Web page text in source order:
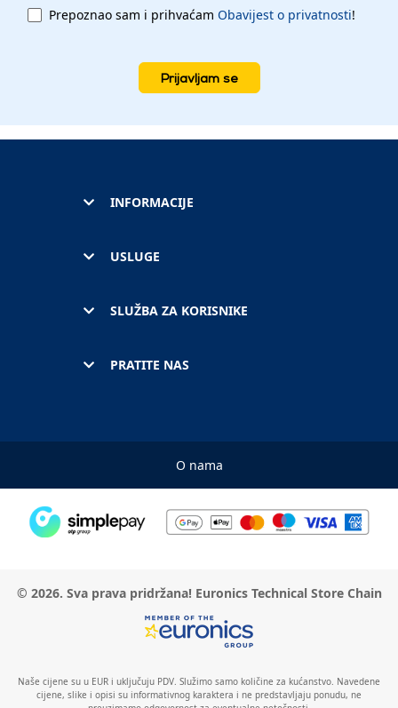
Prepoznao sam i prihvaćam Obavijest o privatnosti!
Prijavljam se
INFORMACIJE
USLUGE
SLUŽBA ZA KORISNIKE
PRATITE NAS
O nama
© 2026. Sva prava pridržana! Euronics Technical Store Chain
Naše cijene su u EUR i uključuju PDV. Služimo samo količine za kućanstvo. Navedene
cijene, slike i opisi su informativnog karaktera i ne predstavljaju ponudu, ne